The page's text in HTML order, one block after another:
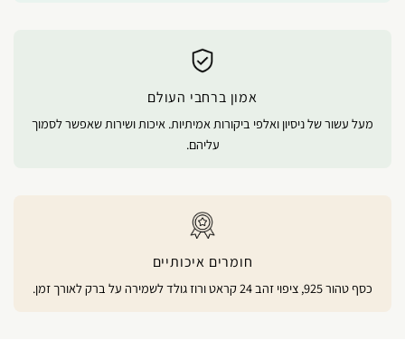
אמון ברחבי העולם
מעל עשור של ניסיון ואלפי ביקורות אמיתיות. איכות ושירות שאפשר לסמוך
עליהם.
חומרים איכותיים
כסף טהור 925, ציפוי זהב 24 קראט ורוז גולד לשמירה על ברק לאורך זמן.